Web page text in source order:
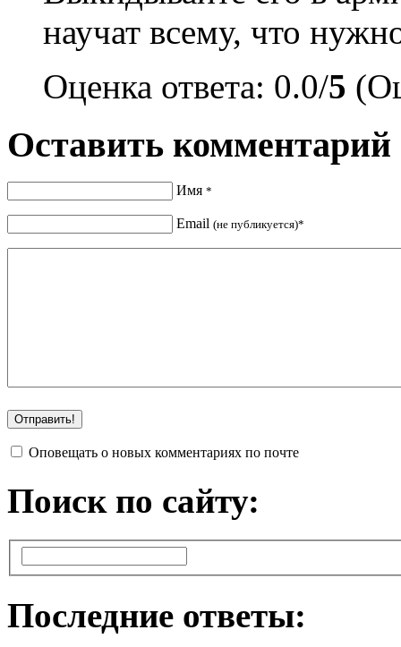
научат всему, что
Оценка ответа: 0.0/5
Оставить комментарий
Имя *
Email (не публикуется)*
Оповещать о новых комментариях по почте
Поиск по сайту:
Последние ответы: